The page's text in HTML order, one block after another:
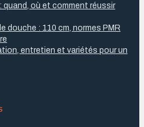
où et comment réussir
douche : 110 cm, normes PMR
entretien et variétés pour un